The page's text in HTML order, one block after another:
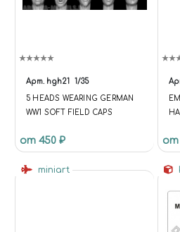
Арт. hgh21 1/35
5 HEADS WEARING GERMAN
WW1 SOFT FIELD CAPS
от 450 ₽ от
miniart